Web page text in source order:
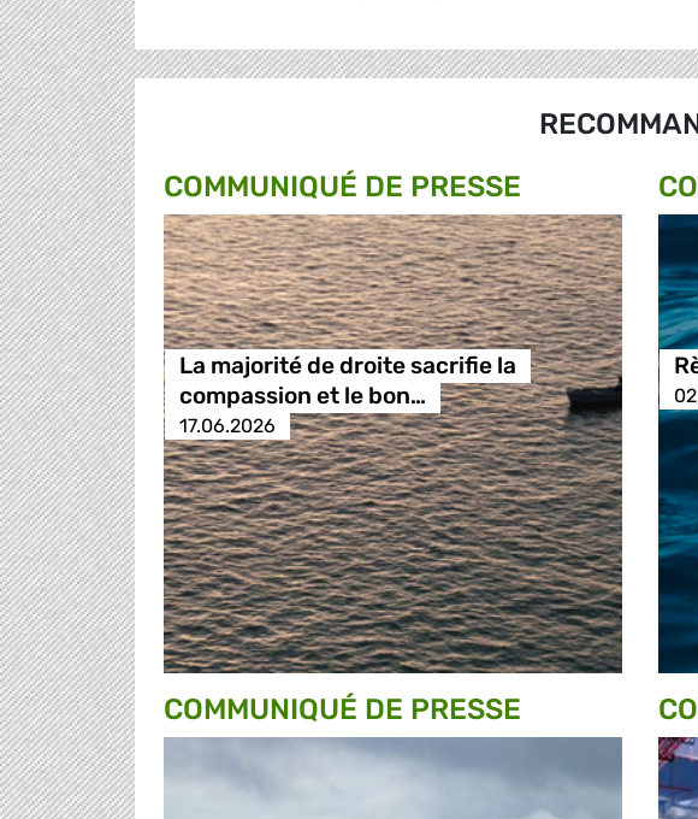
COMMUNIQUÉ DE PRESSE
La majorité de droite sacrifie la
compassion et le bon…
17.06.2026
COMMUNIQUÉ DE PRESSE